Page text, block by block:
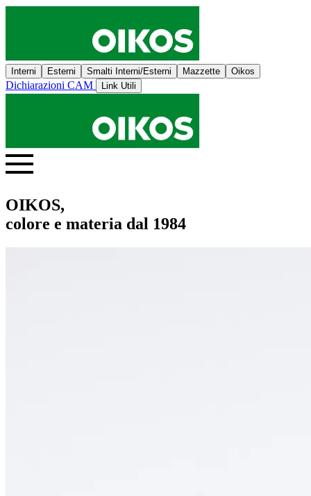
Interni Esterni Smalti Interni/Esterni Mazzette Oikos
Dichiarazioni CAM Link Utili
OIKOS,
colore e materia dal 1984